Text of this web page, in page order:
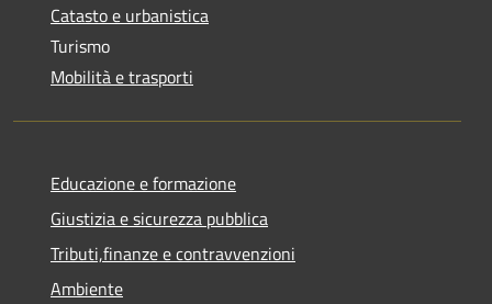
Catasto e urbanistica
Turismo
Mobilità e trasporti
Educazione e formazione
Giustizia e sicurezza pubblica
Tributi,finanze e contravvenzioni
Ambiente